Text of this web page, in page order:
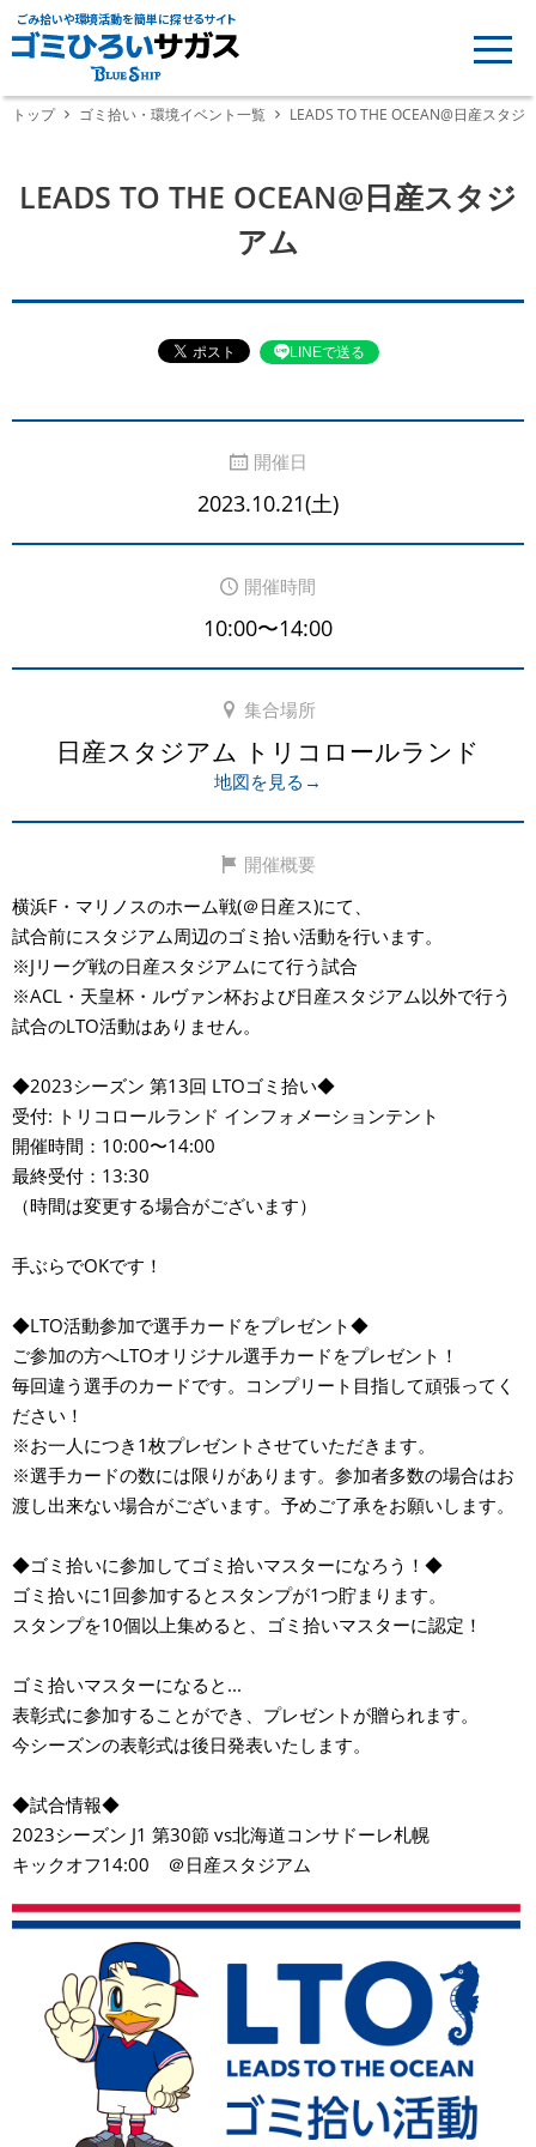
ごみ拾いや環境活動を簡単に探せるサイト
トップ ゴミ拾い・環境イベント一覧 LEADS TO THE OCEAN@日産スタジ
LEADS TO THE OCEAN@日産スタジ
アム
LINEで送る
開催日
2023.10.21(土)
開催時間
10:00〜14:00
集合場所
日産スタジアム トリコロールランド
地図を見る→
開催概要
横浜F・マリノスのホーム戦(＠日産ス)にて、
試合前にスタジアム周辺のゴミ拾い活動を行います。
※Jリーグ戦の日産スタジアムにて行う試合
※ACL・天皇杯・ルヴァン杯および日産スタジアム以外で行う
試合のLTO活動はありません。
◆2023シーズン 第13回 LTOゴミ拾い◆
受付: トリコロールランド インフォメーションテント
開催時間：10:00〜14:00
最終受付：13:30
（時間は変更する場合がございます）
手ぶらでOKです！
◆LTO活動参加で選手カードをプレゼント◆
ご参加の方へLTOオリジナル選手カードをプレゼント！
毎回違う選手のカードです。コンプリート目指して頑張ってく
ださい！
※お一人につき1枚プレゼントさせていただきます。
※選手カードの数には限りがあります。参加者多数の場合はお
渡し出来ない場合がございます。予めご了承をお願いします。
◆ゴミ拾いに参加してゴミ拾いマスターになろう！◆
ゴミ拾いに1回参加するとスタンプが1つ貯まります。
スタンプを10個以上集めると、ゴミ拾いマスターに認定！
ゴミ拾いマスターになると...
表彰式に参加することができ、プレゼントが贈られます。
今シーズンの表彰式は後日発表いたします。
◆試合情報◆
2023シーズン J1 第30節 vs北海道コンサドーレ札幌
キックオフ14:00 ＠日産スタジアム